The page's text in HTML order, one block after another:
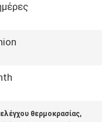
θερμοκρασίας,